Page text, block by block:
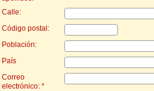
Calle:
Código postal:
Población:
País
Correo
electrónico: *